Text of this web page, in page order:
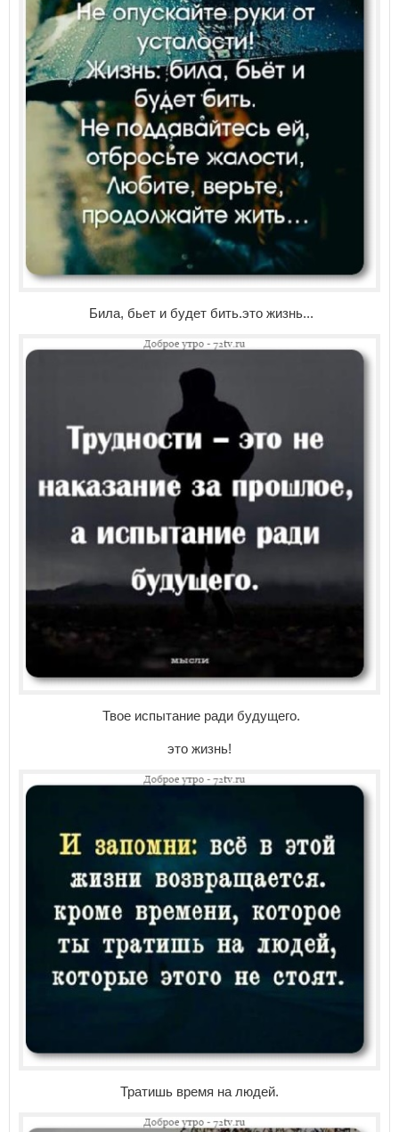
Била, бьет и будет бить.это жизнь...
Твое испытание ради будущего.
это жизнь!
Тратишь время на людей.